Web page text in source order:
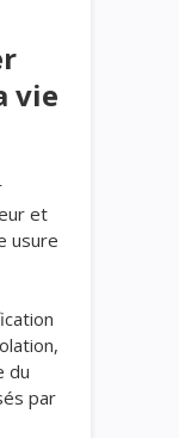
vie
et
usure
du
par